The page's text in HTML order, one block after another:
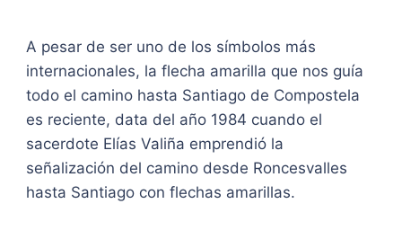
A pesar de ser uno de los símbolos más
internacionales, la flecha amarilla que nos guía
todo el camino hasta Santiago de Compostela
es reciente, data del año 1984 cuando el
sacerdote Elías Valiña emprendió la
señalización del camino desde Roncesvalles
hasta Santiago con flechas amarillas.